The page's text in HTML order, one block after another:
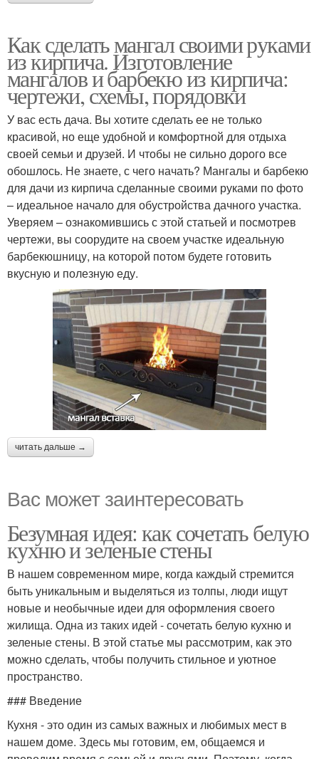
Как сделать мангал своими руками
из кирпича. Изготовление
мангалов и барбекю из кирпича:
чертежи, схемы, порядовки
У вас есть дача. Вы хотите сделать ее не только
красивой, но еще удобной и комфортной для отдыха
своей семьи и друзей. И чтобы не сильно дорого все
обошлось. Не знаете, с чего начать? Мангалы и барбекю
для дачи из кирпича сделанные своими руками по фото
– идеальное начало для обустройства дачного участка.
Уверяем – ознакомившись с этой статьей и посмотрев
чертежи, вы соорудите на своем участке идеальную
барбекюшницу, на которой потом будете готовить
вкусную и полезную еду.
читать дальше →
Вас может заинтересовать
Безумная идея: как сочетать белую
кухню и зеленые стены
В нашем современном мире, когда каждый стремится
быть уникальным и выделяться из толпы, люди ищут
новые и необычные идеи для оформления своего
жилища. Одна из таких идей - сочетать белую кухню и
зеленые стены. В этой статье мы рассмотрим, как это
можно сделать, чтобы получить стильное и уютное
пространство.
### Введение
Кухня - это один из самых важных и любимых мест в
нашем доме. Здесь мы готовим, ем, общаемся и